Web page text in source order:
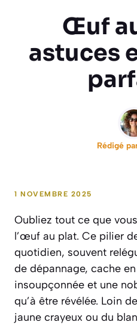
Œuf
astuces
Rédigé
1 NOVEMBRE 2025
Oubliez tout ce que
l’œuf au plat. Ce pilier
quotidien, souvent
de dépannage, cache
insoupçonnée et une
qu’à être révélée. Loin
jaune crayeux ou du